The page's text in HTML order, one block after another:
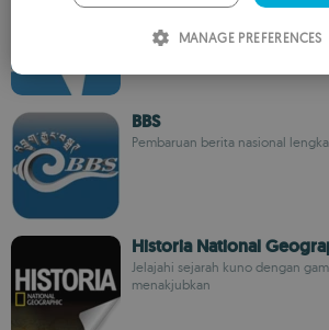
BBS
Pembaruan berita nasional
Historia National
Jelajahi sejarah kuno dengan
menakjubkan
MANAGE PREFERENCES